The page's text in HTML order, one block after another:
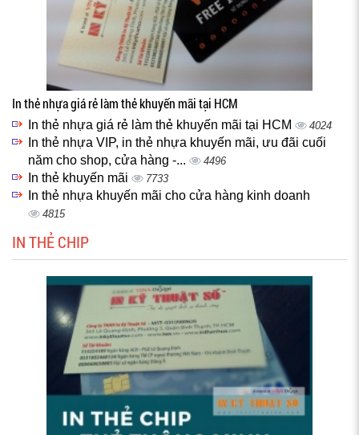
In thẻ nhựa giá rẻ làm thẻ khuyến mãi tại HCM
In thẻ nhựa giá rẻ làm thẻ khuyến mãi tại HCM 4024
In thẻ nhựa VIP, in thẻ nhựa khuyến mãi, ưu đãi cuối
năm cho shop, cửa hàng -...
4496
In thẻ khuyến mãi 7733
In thẻ nhựa khuyến mãi cho cửa hàng kinh doanh
4815
IN THẺ CHIP